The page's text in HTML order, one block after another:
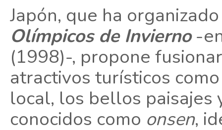
Japón, que ha
Olímpicos de Invierno-
(1998)-, propone
atractivos turísticos
local, los bellos paisajes
conocidos como onsen,